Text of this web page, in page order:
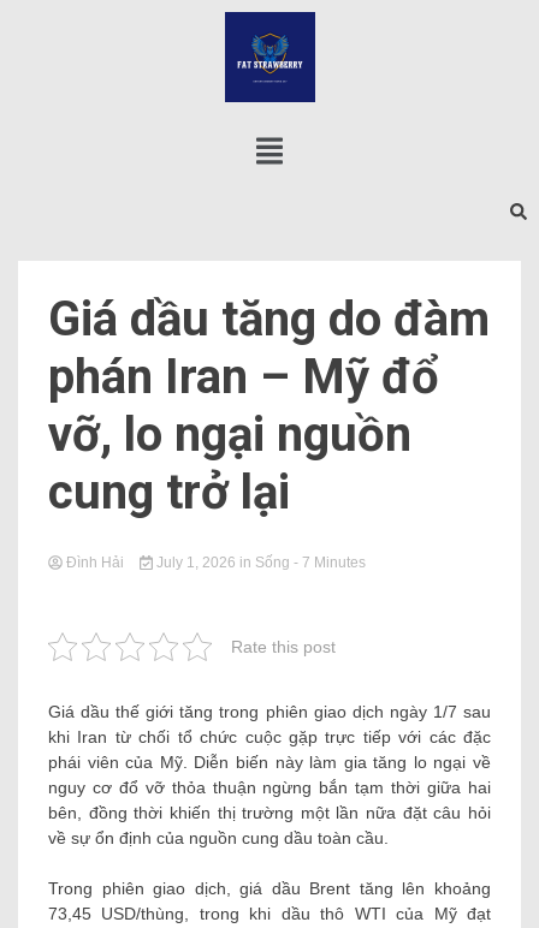
Giá dầu tăng do đàm
phán Iran – Mỹ đổ
vỡ, lo ngại nguồn
cung trở lại
Đình Hải July 1, 2026 in Sống - 7 Minutes
Rate this post
Giá dầu thế giới tăng trong phiên giao dịch ngày 1/7 sau
khi Iran từ chối tổ chức cuộc gặp trực tiếp với các đặc
phái viên của Mỹ. Diễn biến này làm gia tăng lo ngại về
nguy cơ đổ vỡ thỏa thuận ngừng bắn tạm thời giữa hai
bên, đồng thời khiến thị trường một lần nữa đặt câu hỏi
về sự ổn định của nguồn cung dầu toàn cầu.
Trong phiên giao dịch, giá dầu Brent tăng lên khoảng
73,45 USD/thùng, trong khi dầu thô WTI của Mỹ đạt